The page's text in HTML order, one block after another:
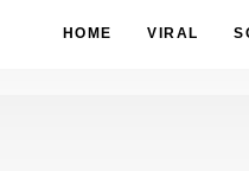
HOME VIRAL